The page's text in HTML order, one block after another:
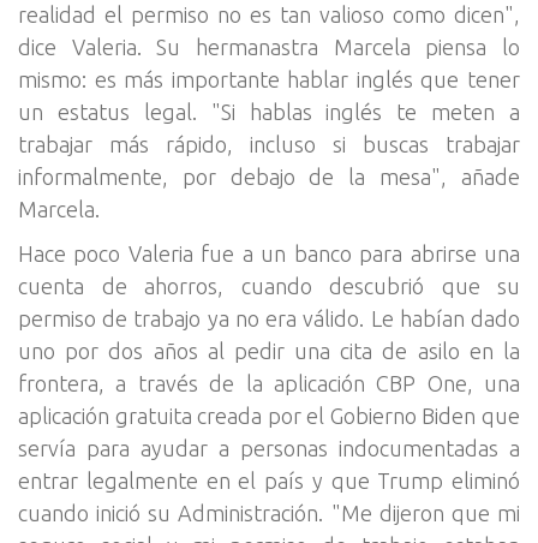
realidad el permiso no es tan valioso como dicen",
dice Valeria. Su hermanastra Marcela piensa lo
mismo: es más importante hablar inglés que tener
un estatus legal. "Si hablas inglés te meten a
trabajar más rápido, incluso si buscas trabajar
informalmente, por debajo de la mesa", añade
Marcela.
Hace poco Valeria fue a un banco para abrirse una
cuenta de ahorros, cuando descubrió que su
permiso de trabajo ya no era válido. Le habían dado
uno por dos años al pedir una cita de asilo en la
frontera, a través de la aplicación CBP One, una
aplicación gratuita creada por el Gobierno Biden que
servía para ayudar a personas indocumentadas a
entrar legalmente en el país y que Trump eliminó
cuando inició su Administración. "Me dijeron que mi